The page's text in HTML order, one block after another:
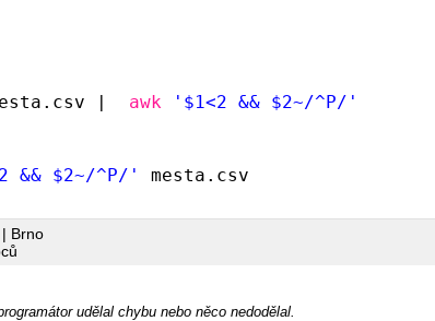
| awk '$1<2 && $2~/^P/'
&& $2~/^P/' mesta.csv
Brno
udělal chybu nebo něco nedodělal.